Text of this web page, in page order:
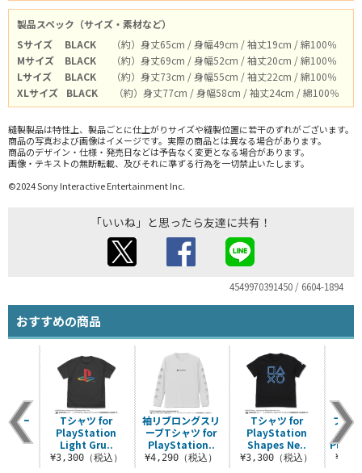
製品スペック（サイズ・素材など）
Sサイズ
BLACK
（約）身丈65cm / 身幅49cm / 袖丈19cm / 綿100％
Mサイズ
BLACK
（約）身丈69cm / 身幅52cm / 袖丈20cm / 綿100％
Lサイズ
BLACK
（約）身丈73cm / 身幅55cm / 袖丈22cm / 綿100％
XLサイズ
BLACK （約）身丈77cm / 身幅58cm / 袖丈24cm / 綿100％
縫製製品は特性上、製品ごとに仕上がりサイズや縫製位置に若干のずれがございます。
商品の写真および画像はイメージです。実際の商品とは異なる場合があります。
商品のデザイン・仕様・発売日などは予告なく変更となる場合があります。
画像・テキストの無断転載、及びそれに準ずる行為を一切禁止いたします。
©2024 Sony Interactive Entertainment Inc.
「いいね」と思ったら友達に共有！
4549970391450 / 6604-1894
おすすめの商品
袖リブロングスリ
ーブTシャツ for
PlayStation..
¥4,290（税込）
Tシャツ for
PlayStation
Shapes Ne..
¥3,300（税込）
プル
パー
Tシャツ for
PlayStation
Light Gru..
¥3,300（税込）